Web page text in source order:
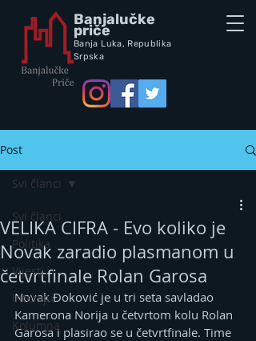
Banjalučke
priče
Banja Luka, Republika
Srpska
Post
Svi članci
Politika
Vijesti
Intervju
Kolumna
Svi članci
VELIKA CIFRA - Evo koliko je
Novak zaradio plasmanom u
četvrtfinale Rolan Garosa
Novak Đoković je u tri seta savladao
Kamerona Norija u četvrtom kolu Rolan
Garosa i plasirao se u četvrtfinale. Time